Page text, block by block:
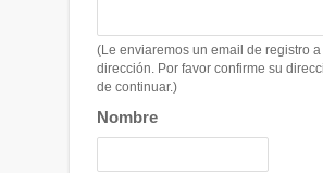
(Le enviaremos un email de registro a
dirección. Por favor confirme su
de continuar.)
Nombre